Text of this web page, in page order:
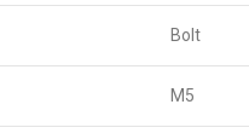
Bolt
M5